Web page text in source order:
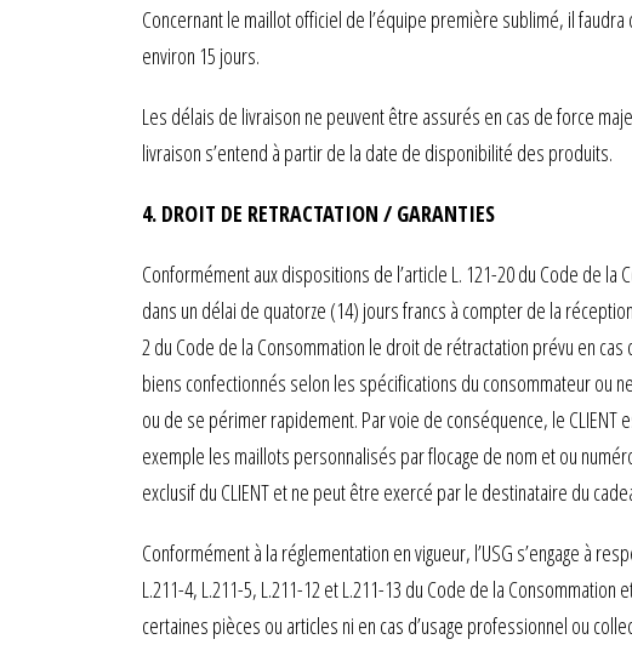
Concernant le maillot officiel de l’équipe première sublimé, il
environ 15 jours.
Les délais de livraison ne peuvent être assurés en cas de force
livraison s’entend à partir de la date de disponibilité des produits.
4. DROIT DE RETRACTATION / GARANTIES
Conformément aux dispositions de l’article L. 121-20 du Code de
dans un délai de quatorze (14) jours francs à compter de la
2 du Code de la Consommation le droit de rétractation prévu en
biens confectionnés selon les spécifications du consommateur
ou de se périmer rapidement. Par voie de conséquence, le
exemple les maillots personnalisés par flocage de nom et ou
exclusif du CLIENT et ne peut être exercé par le destinataire du
Conformément à la réglementation en vigueur, l’USG s’engage à
L.211-4, L.211-5, L.211-12 et L.211-13 du Code de la
certaines pièces ou articles ni en cas d’usage professionnel ou